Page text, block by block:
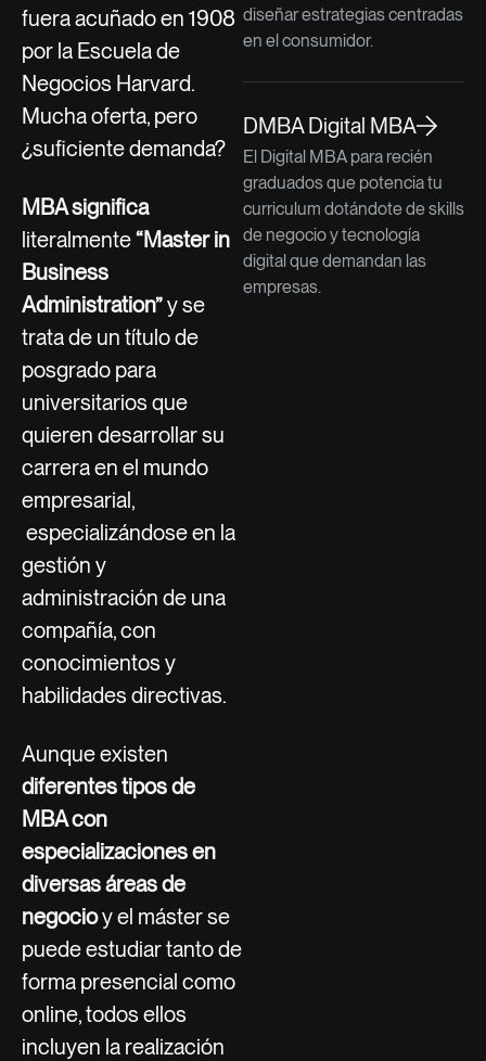
fuera acuñado en 1908
por la Escuela de
Negocios Harvard.
Mucha oferta, pero
¿suficiente demanda?
MBA significa
literalmente“Master in
Business
Administration”y se
trata de un título de
posgrado para
universitarios que
quieren desarrollar su
carrera en el mundo
empresarial,
especializándose en la
gestión y
administración de una
compañía, con
conocimientos y
habilidades directivas.
Aunque existen
diferentes tipos de
MBA con
especializaciones en
diversas áreas de
negocioy el máster se
puede estudiar tanto de
forma presencial como
online, todos ellos
incluyen la realización
diseñar estrategias centradas
en el consumidor.
DMBA Digital MBA
El Digital MBA para recién
graduados que potencia tu
curriculum dotándote de skills
de negocio y tecnología
digital que demandan las
empresas.